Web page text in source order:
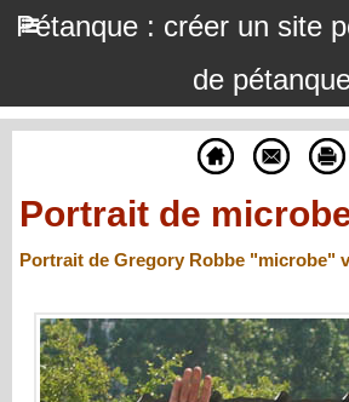
Pétanque : créer un site
de
Portrait de
Portrait de Gregory Robbe "microbe"